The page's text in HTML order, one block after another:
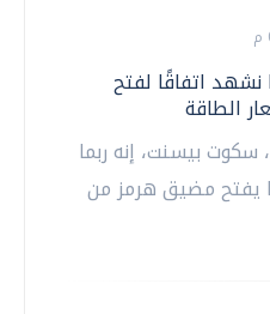
نشهد اتفاقًا لفتح
الطاقة
سكوت بيسنت، إنه ربما
يفتح مضيق هرمز من